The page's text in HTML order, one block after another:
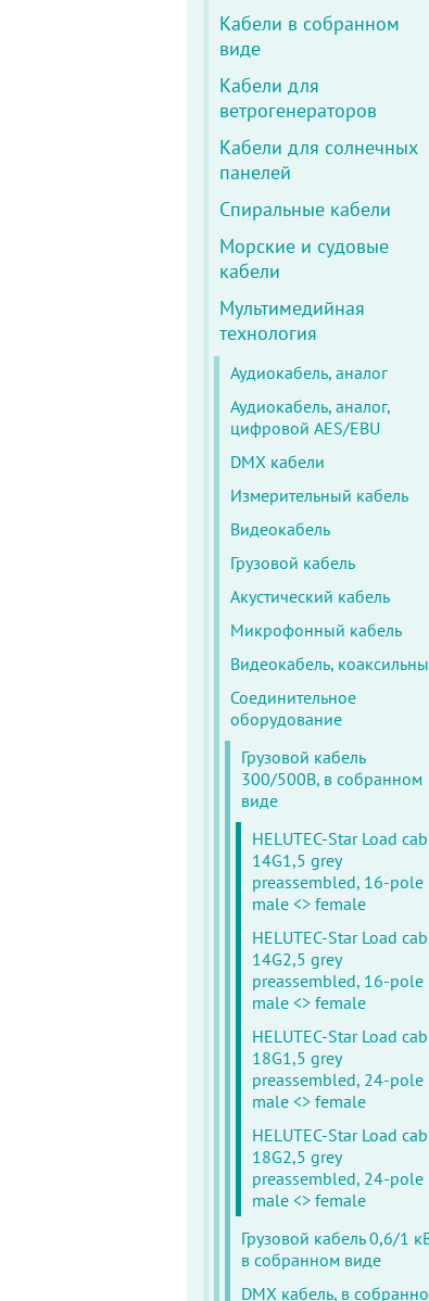
Кабели в собранном
виде
Кабели для
ветрогенераторов
Кабели для солнечных
панелей
Спиральные кабели
Морские и судовые
кабели
Мультимедийная
технология
Аудиокабель, аналог
Аудиокабель, аналог,
цифровой AES/EBU
DMX кабели
Измерительный кабель
Видеокабель
Грузовой кабель
Акустический кабель
Микрофонный кабель
Видеокабель,
Соединительное
оборудование
Грузовой кабель
300/500В, в собранном
виде
HELUTEC-Star Load
14G1,5 grey
preassembled, 16-pole
male <> female
HELUTEC-Star Load
14G2,5 grey
preassembled, 16-pole
male <> female
HELUTEC-Star Load
18G1,5 grey
preassembled, 24-pole
male <> female
HELUTEC-Star Load
18G2,5 grey
preassembled, 24-pole
male <> female
Грузовой кабель 0,6/1
в собранном виде
DMX кабель, в